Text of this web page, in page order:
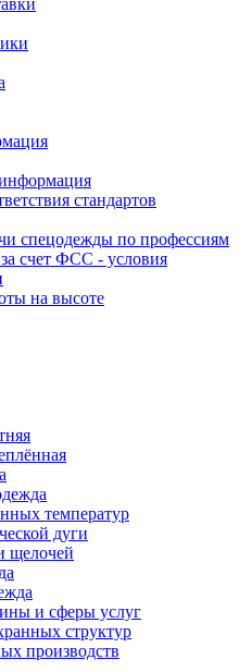
стандартов
спецодежды по профессиям
счет ФСС - условия
на высоте
температур
дуги
щелочей
и сферы услуг
структур
производств